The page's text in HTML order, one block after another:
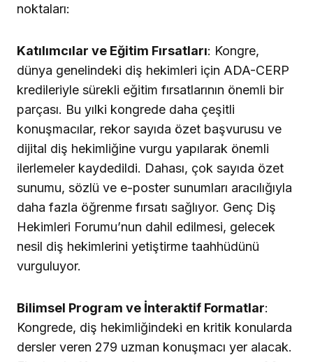
noktaları:
Katılımcılar ve Eğitim Fırsatları: Kongre,
dünya genelindeki diş hekimleri için ADA-CERP
kredileriyle sürekli eğitim fırsatlarının önemli bir
parçası. Bu yılki kongrede daha çeşitli
konuşmacılar, rekor sayıda özet başvurusu ve
dijital diş hekimliğine vurgu yapılarak önemli
ilerlemeler kaydedildi. Dahası, çok sayıda özet
sunumu, sözlü ve e-poster sunumları aracılığıyla
daha fazla öğrenme fırsatı sağlıyor. Genç Diş
Hekimleri Forumu’nun dahil edilmesi, gelecek
nesil diş hekimlerini yetiştirme taahhüdünü
vurguluyor.
Bilimsel Program ve İnteraktif Formatlar:
Kongrede, diş hekimliğindeki en kritik konularda
dersler veren 279 uzman konuşmacı yer alacak.